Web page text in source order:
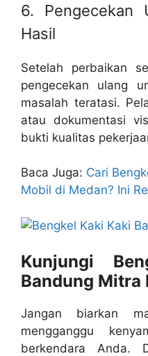
6. Pengecekan
Hasil
Setelah perbaikan
pengecekan ulang
masalah teratasi.
atau dokumentasi
bukti kualitas
Baca Juga: Cari
Mobil di Medan? Ini
Kunjungi
Bandung Mitra
Jangan biarkan
mengganggu
berkendara Anda.